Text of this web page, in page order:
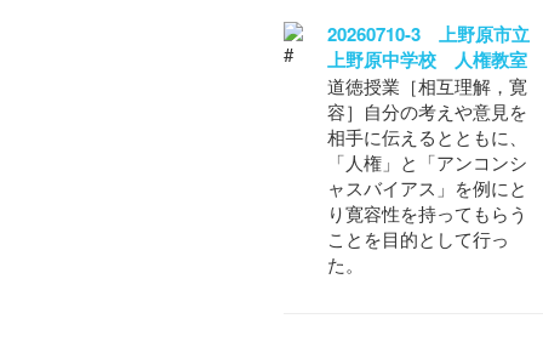
20260710-3 上野原市立
上野原中学校 人権教室
道徳授業［相互理解，寛
容］自分の考えや意見を
相手に伝えるとともに、
「人権」と「アンコンシ
ャスバイアス」を例にと
り寛容性を持ってもらう
ことを目的として行っ
た。